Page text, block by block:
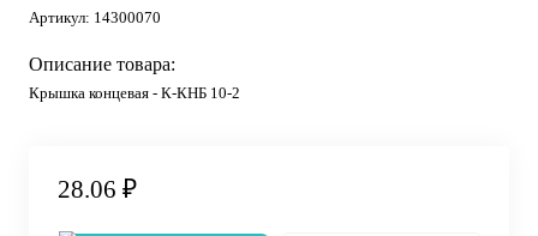
Артикул: 14300070
Описание товара:
Крышка концевая - К-КНБ 10-2
28.06 ₽